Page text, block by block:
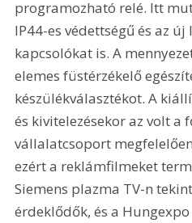
programozható relé. Itt
IP44-es védettségű és az új
kapcsolókat is. A
elemes füstérzékelő
készülékválasztékot. A
és kivitelezésekor az volt a
vállalatcsoport
ezért a reklámfilmeket
Siemens plazma TV-n
érdeklődők, és a